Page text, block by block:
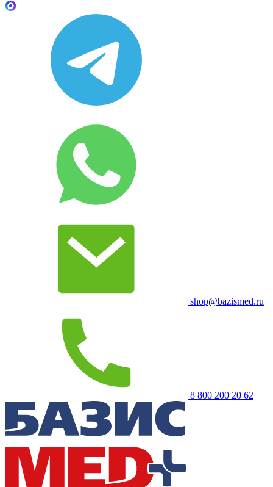
shop@bazismed.ru
8 800 200 20 62